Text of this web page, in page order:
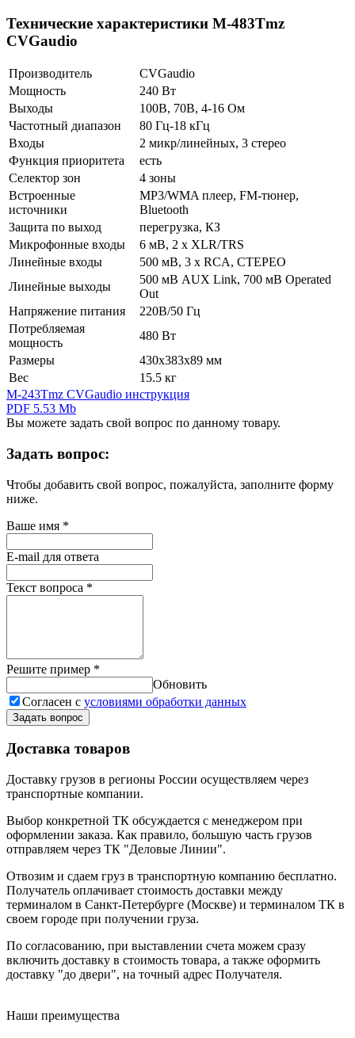
Технические характеристики M-483Tmz
CVGaudio
Производитель
CVGaudio
Мощность
240 Вт
Выходы
100В, 70В, 4-16 Ом
Частотный диапазон
80 Гц-18 кГц
Входы
2 микр/линейных, 3 стерео
Функция приоритета
есть
Селектор зон
4 зоны
Встроенные
источники
MP3/WMA плеер, FM-тюнер,
Bluetooth
Защита по выход
перегрузка, КЗ
Микрофонные входы
6 мВ, 2 х XLR/TRS
Линейные входы
500 мВ, 3 х RCA, СТЕРЕО
Линейные выходы
500 мВ AUX Link, 700 мВ Operated
Out
Напряжение питания
220В/50 Гц
Потребляемая
мощность
480 Вт
Размеры
430х383х89 мм
Вес
15.5 кг
M-243Tmz CVGaudio инструкция
PDF 5.53 Mb
Вы можете задать свой вопрос по данному товару.
Задать вопрос:
Чтобы добавить свой вопрос, пожалуйста, заполните форму
ниже.
Ваше имя *
E-mail для ответа
Текст вопроса *
Решите пример *
Обновить
Согласен с условиями обработки данных
Задать вопрос
Доставка товаров
Доставку грузов в регионы России осуществляем через
транспортные компании.
Выбор конкретной ТК обсуждается с менеджером при
оформлении заказа. Как правило, большую часть грузов
отправляем через ТК "Деловые Линии".
Отвозим и сдаем груз в транспортную компанию бесплатно.
Получатель оплачивает стоимость доставки между
терминалом в Санкт-Петербурге (Москве) и терминалом ТК в
своем городе при получении груза.
По согласованию, при выставлении счета можем сразу
включить доставку в стоимость товара, а также оформить
доставку "до двери", на точный адрес Получателя.
Наши преимущества